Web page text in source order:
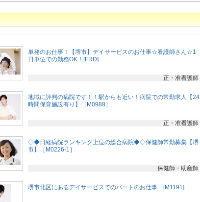
単発のお仕事！【堺市】デイサービスのお仕事☆看護師さん☆1
日単位での勤務OK！[FRD]
正・准看護師
地域に評判の病院です！！駅からも近い！病院での常勤求人【24
時間保育施設有り】［M0988］
正・准看護師
◇◆日経病院ランキング上位の総合病院◆◇保健師常勤募集【堺
市】［M0226-1］
保健師・助産師
堺市北区にあるデイサービスでのパートのお仕事 [M1191]